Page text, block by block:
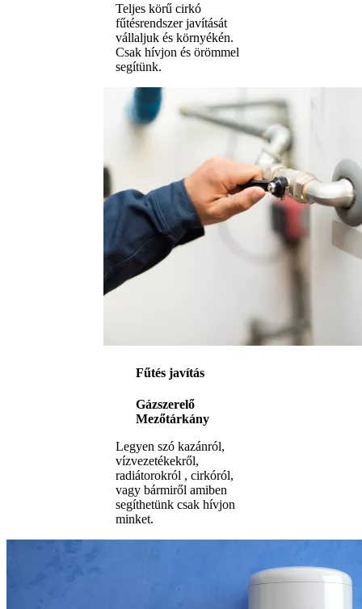
Teljes körű cirkó
fűtésrendszer javítását
vállaljuk és környékén.
Csak hívjon és örömmel
segítünk.
Fűtés javítás
Gázszerelő
Mezőtárkány
Legyen szó kazánról,
vízvezetékekről,
radiátorokról , cirkóról,
vagy bármiről amiben
segíthetünk csak hívjon
minket.